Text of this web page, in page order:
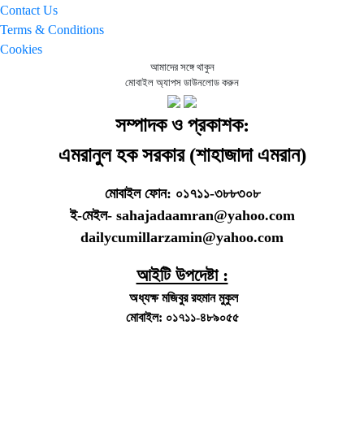
Contact Us
Terms & Conditions
Cookies
আমাদের সঙ্গে থাকুন
মোবাইল অ্যাপস ডাউনলোড করুন
সম্পাদক ও প্রকাশক:
এমরানুল হক সরকার (শাহাজাদা এমরান)
মোবাইল ফোন: ০১৭১১-৩৮৮৩০৮
ই-মেইল- sahajadaamran@yahoo.com
dailycumillarzamin@yahoo.com
আইটি উপদেষ্টা :
অধ্যক্ষ মজিবুর রহমান মুকুল
মোবাইল: ০১৭১১-৪৮৯০৫৫